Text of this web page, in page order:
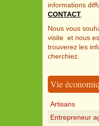
informations
CONTACT
Nous vous
visite et nous
trouverez les
cherchiez.
Vie
Artisans
Entrepreneur